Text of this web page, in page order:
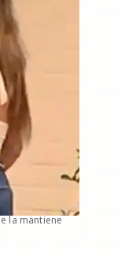
la mantiene